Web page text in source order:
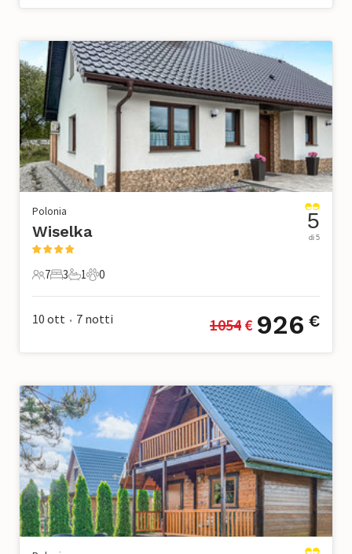
Polonia
Wiselka
7 Ospiti
7
3 Camere da letto
3
1 Bagno
1
0 Animali domestici
0
5
di 5
10 ott • 7 notti 1054 € 926 €